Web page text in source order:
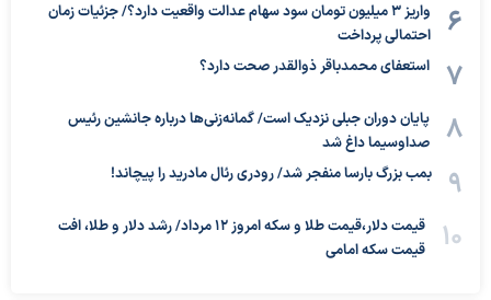
واریز ۳ میلیون تومان سود سهام عدالت واقعیت دارد؟/ جزئیات زمان
احتمالی پرداخت
استعفای محمدباقر ذوالقدر صحت دارد؟
پایان دوران جبلی نزدیک است/ گمانه‌زنی‌ها درباره جانشین رئیس
صداوسیما داغ شد
بمب بزرگ بارسا منفجر شد/ رودری رئال مادرید را پیچاند!
قیمت دلار،قیمت طلا و سکه امروز ۱۲ مرداد/ رشد دلار و طلا، افت
قیمت سکه امامی